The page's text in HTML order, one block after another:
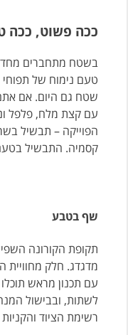
ככה פשוט, ככה
בשטח מתחברים מחדש
טעם נימוח של
שטח גם היום. אם
עם קצת מלח, פלפל
הפוייקה – תבשיל
קסמיה. התבשיל
שף בטבע
תקופת הקורונה
מדגדג. חלק מחוויית
עם תכנון מראש
לשתות, ובבישול
רשימת הציוד